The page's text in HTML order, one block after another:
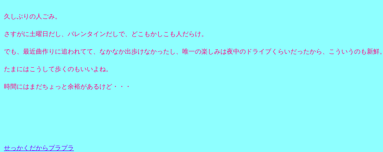
久しぶりの人ごみ。
さすがに土曜日だし、バレンタインだしで、どこもかしこも人だらけ。
でも、最近曲作りに追われてて、なかなか出歩けなかったし、唯一の楽しみは夜中のドライブくらいだったから、こういうのも新鮮。
たまにはこうして歩くのもいいよね。
時間にはまだちょっと余裕があるけど・・・
せっかくだからプラプラ